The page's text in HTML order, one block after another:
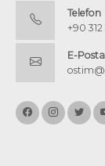
Telefon
+90
E-Posta